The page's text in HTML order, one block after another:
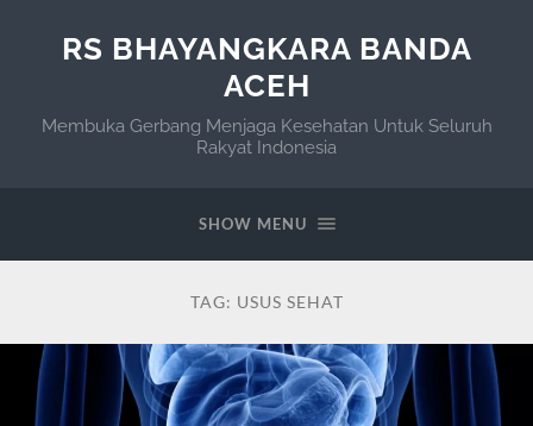
RS BHAYANGKARA BANDA
ACEH
Membuka Gerbang Menjaga Kesehatan Untuk Seluruh
Rakyat Indonesia
SHOW MENU
TAG: USUS SEHAT